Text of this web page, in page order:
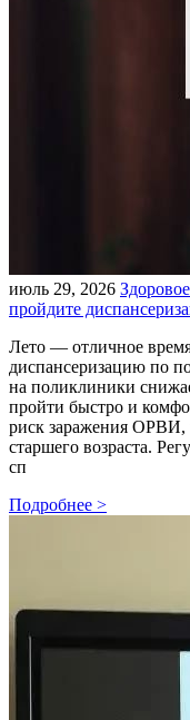
июль 29, 2026
пройдите
Лето — отличное
диспансеризацию по
на поликлиники
пройти быстро и
риск заражения ОРВИ,
старшего возраста.
сп
Подробнее >